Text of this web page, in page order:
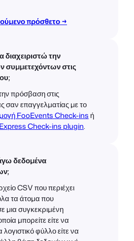
πρόσθετο →
την
στις
την πρόσβαση στις
σαν επαγγελματίας με το
FooEvents Check-ins ή
Check-ins plugin.
δεδομένα
CSV που περιέχει
τα άτομα που
μια συγκεκριμένη
μπορείτε είτε να
λογιστικό φύλλο είτε να